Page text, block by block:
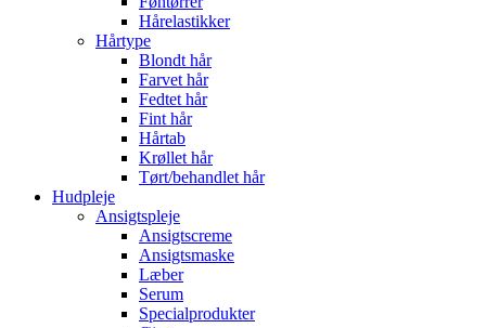
Hårelastikker
Hårtype
Blondt hår
Farvet hår
Fedtet hår
Fint hår
Hårtab
Krøllet hår
Tørt/behandlet hår
Hudpleje
Ansigtspleje
Ansigtscreme
Ansigtsmaske
Læber
Serum
Specialprodukter